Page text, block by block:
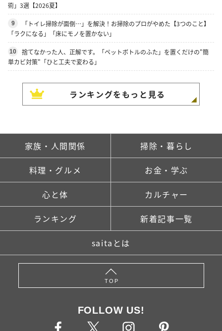
術」3選【2026夏】
9
「トイレ掃除が面倒…」を解決！お掃除のプロがやめた【3つのこと】
「ラクになる」「床にモノを置かない」
10
捨てなかった人、正解です。「ペットボトルのふた」を置くだけの"簡
単カビ対策"「ひと工夫で変わる」
ランキングをもっと見る
家族・人間関係 掃除・暮らし
料理・グルメ お金・学ぶ
心と体 カルチャー
ランキング 新着記事一覧
saitaとは
TOP
FOLLOW US!